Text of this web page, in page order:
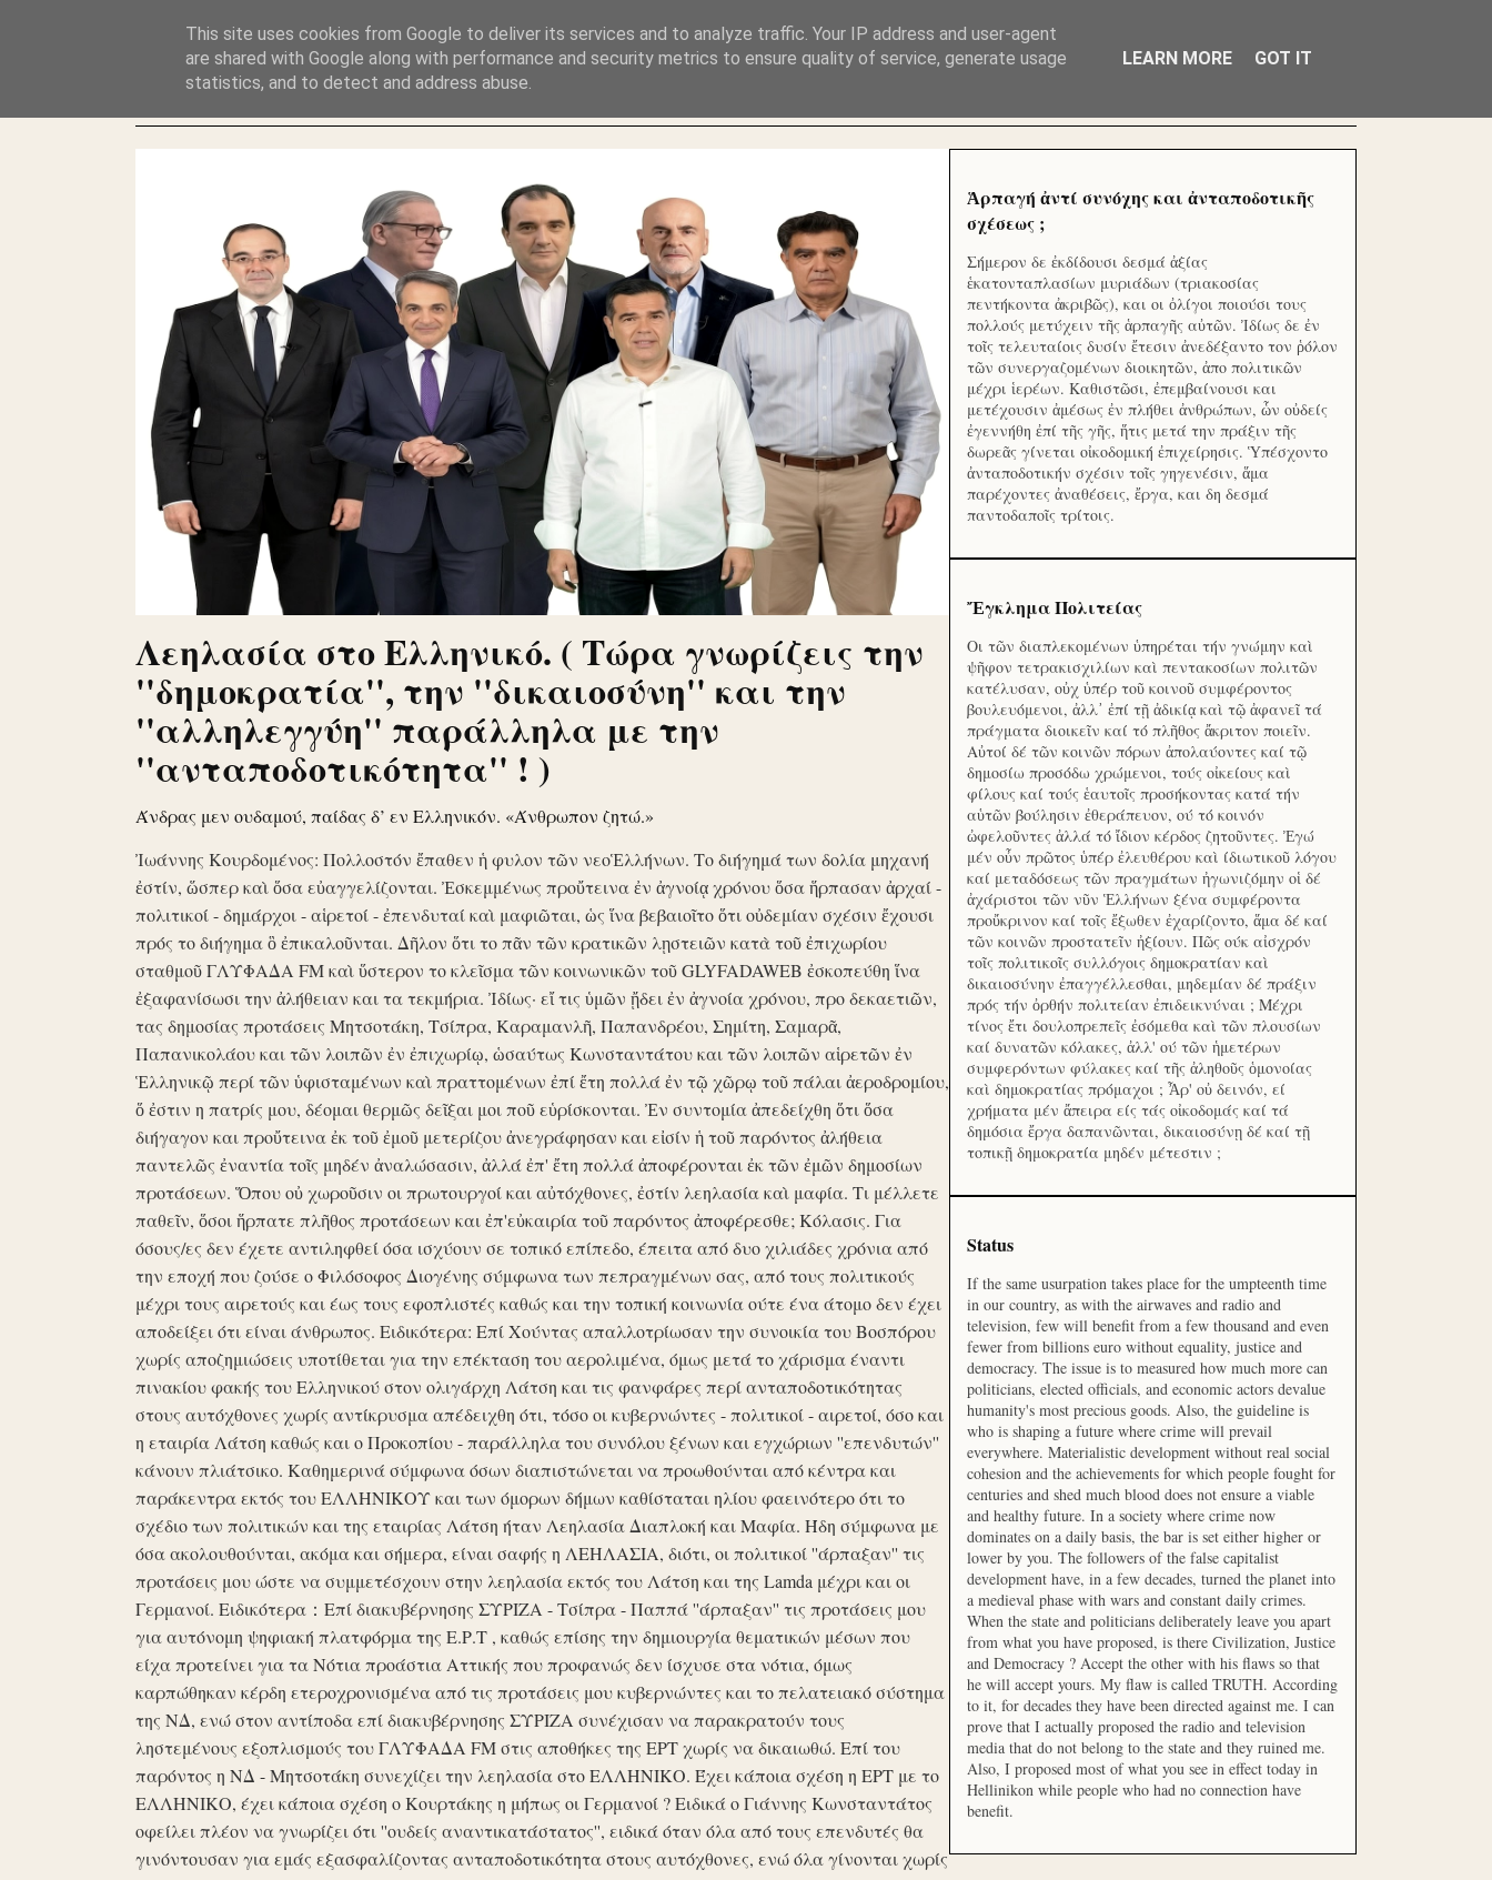
ΛΕΗΛΑΣΙΑ ΚΑΙ ΕΓΚΛΗΜΑ ?
Λεηλασία στο Ελληνικό. ( Τώρα γνωρίζεις την
''δημοκρατία'', την ''δικαιοσύνη'' και την
''αλληλεγγύη'' παράλληλα με την
''ανταποδοτικότητα'' ! )
Άνδρας μεν ουδαμού, παίδας δ’ εν Ελληνικόν. «Άνθρωπον ζητώ.»
Ἰωάννης Κουρδομένος: Πολλοστόν ἔπαθεν ἡ φυλον τῶν νεοἙλλήνων. Το διήγημά των δολία μηχανή
ἐστίν, ὥσπερ καὶ ὅσα εὐαγγελίζονται. Ἐσκεμμένως προὔτεινα ἐν ἀγνοίᾳ χρόνου ὅσα ἥρπασαν ἀρχαί -
πολιτικοί - δημάρχοι - αἱρετοί - ἐπενδυταί καὶ μαφιῶται, ὡς ἵνα βεβαιοῖτο ὅτι οὐδεμίαν σχέσιν ἔχουσι
πρός το διήγημα ὃ ἐπικαλοῦνται. Δῆλον ὅτι το πᾶν τῶν κρατικῶν λῃστειῶν κατὰ τοῦ ἐπιχωρίου
σταθμοῦ ΓΛΥΦΑΔΑ FM καὶ ὕστερον το κλεῖσμα τῶν κοινωνικῶν τοῦ GLYFADAWEB ἐσκοπεύθη ἵνα
ἐξαφανίσωσι την ἀλήθειαν και τα τεκμήρια. Ἰδίως· εἴ τις ὑμῶν ᾔδει ἐν ἀγνοία χρόνου, προ δεκαετιῶν,
τας δημοσίας προτάσεις Μητσοτάκη, Τσίπρα, Καραμανλῆ, Παπανδρέου, Σημίτη, Σαμαρᾶ,
Παπανικολάου και τῶν λοιπῶν ἐν ἐπιχωρίῳ, ὡσαύτως Κωνσταντάτου και τῶν λοιπῶν αἱρετῶν ἐν
Ἑλληνικῷ περί τῶν ὑφισταμένων καὶ πραττομένων ἐπί ἔτη πολλά ἐν τῷ χῶρῳ τοῦ πάλαι ἀεροδρομίου,
ὅ ἐστιν η πατρίς μου, δέομαι θερμῶς δεῖξαι μοι ποῦ εὑρίσκονται. Ἐν συντομία ἀπεδείχθη ὅτι ὅσα
διήγαγον και προὔτεινα ἐκ τοῦ ἐμοῦ μετερίζου ἀνεγράφησαν και εἰσίν ἡ τοῦ παρόντος ἀλήθεια
παντελῶς ἐναντία τοῖς μηδέν ἀναλώσασιν, ἀλλά ἐπ' ἔτη πολλά ἀποφέρονται ἐκ τῶν ἐμῶν δημοσίων
προτάσεων. Ὅπου οὐ χωροῦσιν οι πρωτουργοί και αὐτόχθονες, ἐστίν λεηλασία καὶ μαφία. Τι μέλλετε
παθεῖν, ὅσοι ἥρπατε πλῆθος προτάσεων και ἐπ'εὐκαιρία τοῦ παρόντος ἀποφέρεσθε; Κόλασις. Για
όσους/ες δεν έχετε αντιληφθεί όσα ισχύουν σε τοπικό επίπεδο, έπειτα από δυο χιλιάδες χρόνια από
την εποχή που ζούσε ο Φιλόσοφος Διογένης σύμφωνα των πεπραγμένων σας, από τους πολιτικούς
μέχρι τους αιρετούς και έως τους εφοπλιστές καθώς και την τοπική κοινωνία ούτε ένα άτομο δεν έχει
αποδείξει ότι είναι άνθρωπος. Ειδικότερα: Επί Χούντας απαλλοτρίωσαν την συνοικία του Βοσπόρου
χωρίς αποζημιώσεις υποτίθεται για την επέκταση του αερολιμένα, όμως μετά το χάρισμα έναντι
πινακίου φακής του Ελληνικού στον ολιγάρχη Λάτση και τις φανφάρες περί ανταποδοτικότητας
στους αυτόχθονες χωρίς αντίκρυσμα απέδειχθη ότι, τόσο οι κυβερνώντες - πολιτικοί - αιρετοί, όσο και
η εταιρία Λάτση καθώς και ο Προκοπίου - παράλληλα του συνόλου ξένων και εγχώριων ''επενδυτών''
κάνουν πλιάτσικο. Καθημερινά σύμφωνα όσων διαπιστώνεται να προωθούνται από κέντρα και
παράκεντρα εκτός του ΕΛΛΗΝΙΚΟΥ και των όμορων δήμων καθίσταται ηλίου φαεινότερο ότι το
σχέδιο των πολιτικών και της εταιρίας Λάτση ήταν Λεηλασία Διαπλοκή και Μαφία. Ήδη σύμφωνα με
όσα ακολουθούνται, ακόμα και σήμερα, είναι σαφής η ΛΕΗΛΑΣΙΑ, διότι, οι πολιτικοί ''άρπαξαν'' τις
προτάσεις μου ώστε να συμμετέσχουν στην λεηλασία εκτός του Λάτση και της Lamda μέχρι και οι
Γερμανοί. Ειδικότερα：Επί διακυβέρνησης ΣΥΡΙΖΑ - Τσίπρα - Παππά ''άρπαξαν'' τις προτάσεις μου
για αυτόνομη ψηφιακή πλατφόρμα της Ε.Ρ.Τ , καθώς επίσης την δημιουργία θεματικών μέσων που
είχα προτείνει για τα Νότια προάστια Αττικής που προφανώς δεν ίσχυσε στα νότια, όμως
καρπώθηκαν κέρδη ετεροχρονισμένα από τις προτάσεις μου κυβερνώντες και το πελατειακό σύστημα
της ΝΔ, ενώ στον αντίποδα επί διακυβέρνησης ΣΥΡΙΖΑ συνέχισαν να παρακρατούν τους
ληστεμένους εξοπλισμούς του ΓΛΥΦΑΔΑ FM στις αποθήκες της ΕΡΤ χωρίς να δικαιωθώ. Επί του
παρόντος η ΝΔ - Μητσοτάκη συνεχίζει την λεηλασία στο ΕΛΛΗΝΙΚΟ. Έχει κάποια σχέση η ΕΡΤ με το
ΕΛΛΗΝΙΚΟ, έχει κάποια σχέση ο Κουρτάκης η μήπως οι Γερμανοί ? Ειδικά ο Γιάννης Κωνσταντάτος
οφείλει πλέον να γνωρίζει ότι ''ουδείς αναντικατάστατος'', ειδικά όταν όλα από τους επενδυτές θα
γινόντουσαν για εμάς εξασφαλίζοντας ανταποδοτικότητα στους αυτόχθονες, ενώ όλα γίνονται χωρίς
Ἁρπαγή ἀντί συνόχης και ἀνταποδοτικῆς
σχέσεως ;
Σήμερον δε ἐκδίδουσι δεσμά ἀξίας
ἑκατονταπλασίων μυριάδων (τριακοσίας
πεντήκοντα ἀκριβῶς), και οι ὀλίγοι ποιούσι τους
πολλούς μετύχειν τῆς ἁρπαγῆς αὐτῶν. Ἰδίως δε ἐν
τοῖς τελευταίοις δυσίν ἔτεσιν ἀνεδέξαντο τον ῥόλον
τῶν συνεργαζομένων διοικητῶν, ἀπο πολιτικῶν
μέχρι ἱερέων. Καθιστῶσι, ἐπεμβαίνουσι και
μετέχουσιν ἀμέσως ἐν πλήθει ἀνθρώπων, ὧν οὐδείς
ἐγεννήθη ἐπί τῆς γῆς, ἥτις μετά την πράξιν τῆς
δωρεᾶς γίνεται οἰκοδομική ἐπιχείρησις. Ὑπέσχοντο
ἀνταποδοτικήν σχέσιν τοῖς γηγενέσιν, ἅμα
παρέχοντες ἀναθέσεις, ἔργα, και δη δεσμά
παντοδαποῖς τρίτοις.
Ἔγκλημα Πολιτείας
Οι τῶν διαπλεκομένων ὑπηρέται τήν γνώμην καὶ
ψῆφον τετρακισχιλίων καὶ πεντακοσίων πολιτῶν
κατέλυσαν, οὐχ ὑπέρ τοῦ κοινοῦ συμφέροντος
βουλευόμενοι, ἀλλ᾽ ἐπί τῇ ἀδικίᾳ καὶ τῷ ἀφανεῖ τά
πράγματα διοικεῖν καί τό πλῆθος ἄκριτον ποιεῖν.
Αὐτοί δέ τῶν κοινῶν πόρων ἀπολαύοντες καί τῷ
δημοσίω προσόδω χρώμενοι, τούς οἰκείους καὶ
φίλους καί τούς ἑαυτοῖς προσήκοντας κατά τήν
αὑτῶν βούλησιν ἐθεράπευον, ού τό κοινόν
ὠφελοῦντες ἀλλά τό ἴδιον κέρδος ζητοῦντες. Ἐγώ
μέν οὖν πρῶτος ὑπέρ ἐλευθέρου καὶ ίδιωτικοῦ λόγου
καί μεταδόσεως τῶν πραγμάτων ἠγωνιζόμην οἱ δέ
ἀχάριστοι τῶν νῦν Ἑλλήνων ξένα συμφέροντα
προὔκρινον καί τοῖς ἔξωθεν ἐχαρίζοντο, ἅμα δέ καί
τῶν κοινῶν προστατεῖν ἠξίουν. Πῶς ούκ αἰσχρόν
τοῖς πολιτικοῖς συλλόγοις δημοκρατίαν καὶ
δικαιοσύνην ἐπαγγέλλεσθαι, μηδεμίαν δέ πράξιν
πρός τήν ὀρθήν πολιτείαν ἐπιδεικνύναι ; Μέχρι
τίνος ἔτι δουλοπρεπεῖς ἐσόμεθα καὶ τῶν πλουσίων
καί δυνατῶν κόλακες, ἀλλ' ού τῶν ἡμετέρων
συμφερόντων φύλακες καί τῆς ἀληθοῦς ὁμονοίας
καὶ δημοκρατίας πρόμαχοι ; Ἆρ' οὐ δεινόν, εί
χρήματα μέν ἄπειρα είς τάς οἰκοδομάς καί τά
δημόσια ἔργα δαπανῶνται, δικαιοσύνῃ δέ καί τῇ
τοπικῇ δημοκρατία μηδέν μέτεστιν ;
Status
If the same usurpation takes place for the umpteenth time
in our country, as with the airwaves and radio and
television, few will benefit from a few thousand and even
fewer from billions euro without equality, justice and
democracy. The issue is to measured how much more can
politicians, elected officials, and economic actors devalue
humanity's most precious goods. Also, the guideline is
who is shaping a future where crime will prevail
everywhere. Materialistic development without real social
cohesion and the achievements for which people fought for
centuries and shed much blood does not ensure a viable
and healthy future. In a society where crime now
dominates on a daily basis, the bar is set either higher or
lower by you. The followers of the false capitalist
development have, in a few decades, turned the planet into
a medieval phase with wars and constant daily crimes.
When the state and politicians deliberately leave you apart
from what you have proposed, is there Civilization, Justice
and Democracy ? Accept the other with his flaws so that
he will accept yours. My flaw is called TRUTH. According
to it, for decades they have been directed against me. I can
prove that I actually proposed the radio and television
media that do not belong to the state and they ruined me.
Also, I proposed most of what you see in effect today in
Hellinikon while people who had no connection have
benefit.
This site uses cookies from Google to deliver its services and to analyze traffic. Your IP address and user-agent
are shared with Google along with performance and security metrics to ensure quality of service, generate usage
statistics, and to detect and address abuse.
LEARN MORE GOT IT